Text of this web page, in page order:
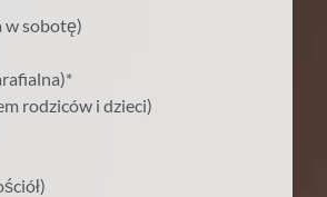
w sobotę)
rodziców i dzieci)